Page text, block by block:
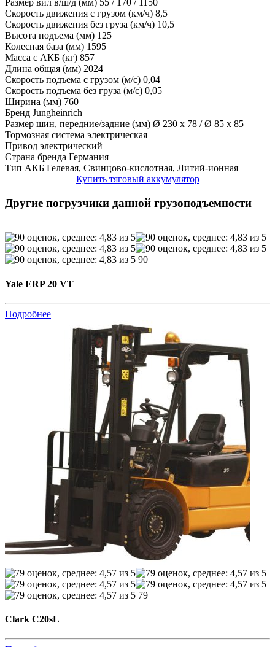
Размер вил в/ш/д (мм) 55 / 170 / 1150
Скорость движения с грузом (км/ч) 8,5
Скорость движения без груза (км/ч) 10,5
Высота подъема (мм) 125
Колесная база (мм) 1595
Масса с АКБ (кг) 857
Длина общая (мм) 2024
Скорость подъема с грузом (м/с) 0,04
Скорость подъема без груза (м/с) 0,05
Ширина (мм) 760
Бренд Jungheinrich
Размер шин, передние/задние (мм) Ø 230 x 78 / Ø 85 x 85
Тормозная система электрическая
Привод электрический
Страна бренда Германия
Тип АКБ Гелевая, Свинцово-кислотная, Литий-ионная
Купить тяговый аккумулятор
Другие погрузчики данной грузоподъемности
90
Yale ERP 20 VT
Подробнее
79
Clark C20sL